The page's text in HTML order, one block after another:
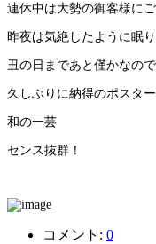
連休中は大勢の御客様に
昨夜は気絶したように眠
丑の日まであと僅かなの
久しぶりに納得のポスター
和の一芸
センス抜群！
コメント: 0